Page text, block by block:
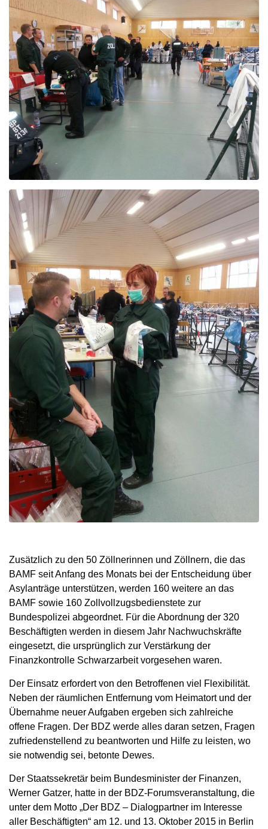
Zusätzlich zu den 50 Zöllnerinnen und Zöllnern, die das
BAMF seit Anfang des Monats bei der Entscheidung über
Asylanträge unterstützen, werden 160 weitere an das
BAMF sowie 160 Zollvollzugsbedienstete zur
Bundespolizei abgeordnet. Für die Abordnung der 320
Beschäftigten werden in diesem Jahr Nachwuchskräfte
eingesetzt, die ursprünglich zur Verstärkung der
Finanzkontrolle Schwarzarbeit vorgesehen waren.
Der Einsatz erfordert von den Betroffenen viel Flexibilität.
Neben der räumlichen Entfernung vom Heimatort und der
Übernahme neuer Aufgaben ergeben sich zahlreiche
offene Fragen. Der BDZ werde alles daran setzen, Fragen
zufriedenstellend zu beantworten und Hilfe zu leisten, wo
sie notwendig sei, betonte Dewes.
Der Staatssekretär beim Bundesminister der Finanzen,
Werner Gatzer, hatte in der BDZ-Forumsveranstaltung, die
unter dem Motto „Der BDZ – Dialogpartner im Interesse
aller Beschäftigten“ am 12. und 13. Oktober 2015 in Berlin